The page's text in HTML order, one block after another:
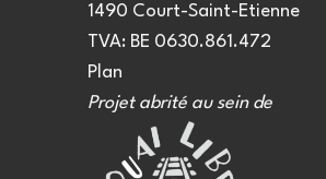
1490 Court-Saint-Etienne
TVA: BE 0630.861.472
Plan
Projet abrité au sein de